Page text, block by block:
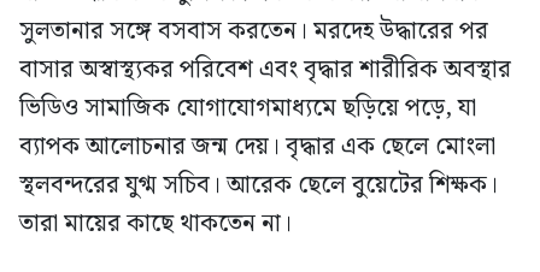
সুলতানার সঙ্গে বসবাস করতেন। মরদেহ উদ্ধারের পর
বাসার অস্বাস্থ্যকর পরিবেশ এবং বৃদ্ধার শারীরিক অবস্থার
ভিডিও সামাজিক যোগাযোগমাধ্যমে ছড়িয়ে পড়ে, যা
ব্যাপক আলোচনার জন্ম দেয়। বৃদ্ধার এক ছেলে মোংলা
স্থলবন্দরের যুগ্ম সচিব। আরেক ছেলে বুয়েটের শিক্ষক।
তারা মায়ের কাছে থাকতেন না।